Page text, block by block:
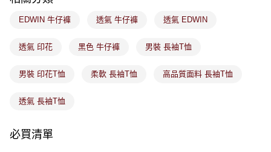
請求用戶進行身份認證。
恩沛科技股份有限公司將有權停止該用戶之使用額度並採取法律行動。
付款後門市取貨
EDWIN 牛仔褲 透氣 牛仔褲 透氣 EDWIN
透氣 印花 黑色 牛仔褲 男裝 長袖T恤
男裝 印花T恤 柔軟 長袖T恤 高品質面料 長袖T恤
透氣 長袖T恤
必買清單